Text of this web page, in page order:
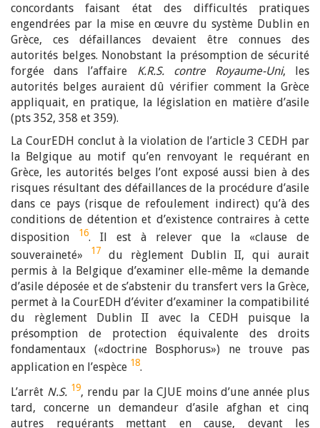
concordants faisant état des difficultés pratiques
engendrées par la mise en œuvre du système Dublin en
Grèce, ces défaillances devaient être connues des
autorités belges. Nonobstant la présomption de sécurité
forgée dans l’affaire K.R.S. contre Royaume-Uni, les
autorités belges auraient dû vérifier comment la Grèce
appliquait, en pratique, la législation en matière d’asile
(pts 352, 358 et 359).
La CourEDH conclut à la violation de l’article 3 CEDH par
la Belgique au motif qu’en renvoyant le requérant en
Grèce, les autorités belges l’ont exposé aussi bien à des
risques résultant des défaillances de la procédure d’asile
dans ce pays (risque de refoulement indirect) qu’à des
conditions de détention et d’existence contraires à cette
disposition
16. Il est à relever que la «clause de
souveraineté»
17 du règlement Dublin II, qui aurait
permis à la Belgique d’examiner elle-même la demande
d’asile déposée et de s’abstenir du transfert vers la Grèce,
permet à la CourEDH d’éviter d’examiner la compatibilité
du règlement Dublin II avec la CEDH puisque la
présomption de protection équivalente des droits
fondamentaux («doctrine Bosphorus») ne trouve pas
application en l’espèce 18.
L’arrêt N.S. 19, rendu par la CJUE moins d’une année plus
tard, concerne un demandeur d’asile afghan et cinq
autres requérants mettant en cause, devant les